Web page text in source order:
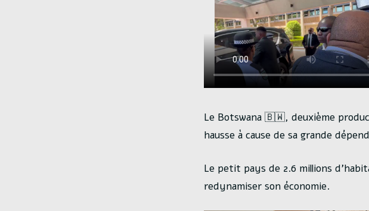
Le Botswana 🇧🇼, deuxième
hausse à cause de sa grande
Le petit pays de 2.6 millions
redynamiser son économie.